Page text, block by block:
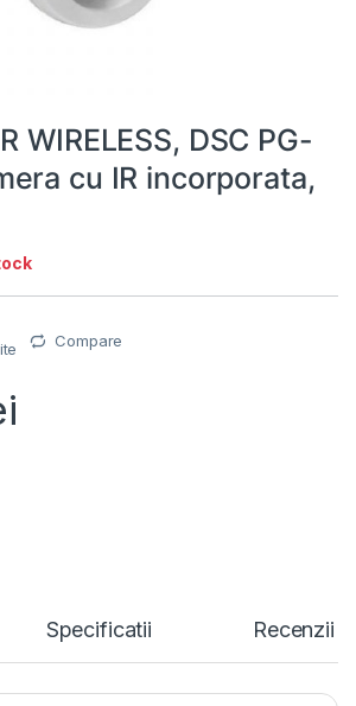
WIRELESS, DSC PG-
cu IR incorporata,
Compare
Specificatii Recenzii